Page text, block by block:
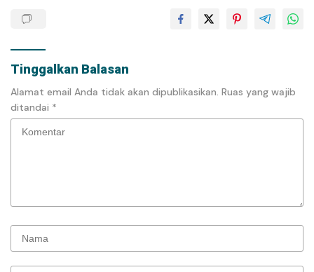
Tinggalkan Balasan
Alamat email Anda tidak akan dipublikasikan. Ruas yang wajib
ditandai *